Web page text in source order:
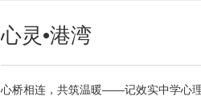
心灵•港湾
心桥相连，共筑温暖——记效实中学心